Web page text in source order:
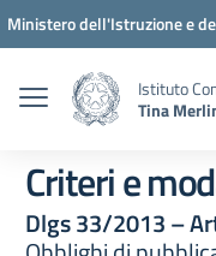
Vai ai contenuti
Vai al menu di navigazione
Vai al footer
Ministero dell'Istruzione e
Istituto
Tina
Criteri e
Dlgs 33/2013 –